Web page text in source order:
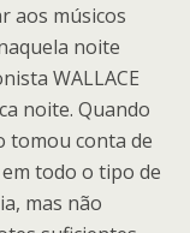
aos músicos
noite
WALLACE
noite. Quando
tomou conta de
todo o tipo de
mas não